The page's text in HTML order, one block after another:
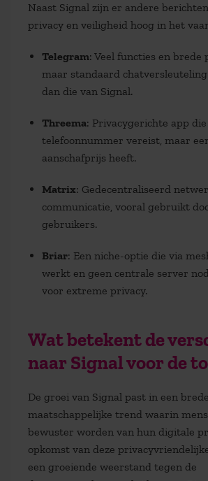
Naast Signal zijn er andere
privacy en veiligheid hoog in het
Telegram: Veel functies en brede
maar standaard
dan die van Signal.
Threema: Privacygerichte app
telefoonnummer vereist, maar
aanschafprijs heeft.
Matrix: Gedecentraliseerd
communicatie, vooral gebruikt
gebruikers.
Briar: Een niche-optie die via
werkt en geen centrale server
voor extreme privacy.
Wat betekent de
naar Signal voor de
De groei van Signal past in een
maatschappelijke trend waarin
bewuster worden van hun digitale
opkomst van deze
een groeiende weerstand tegen de